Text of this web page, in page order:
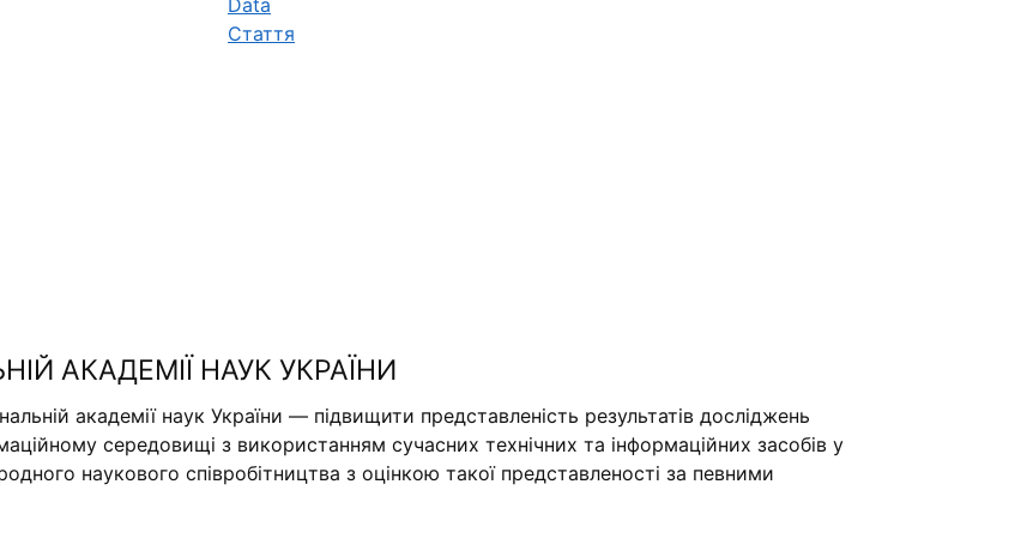
Стаття
АКАДЕМІЇ НАУК УКРАЇНИ
академії наук України — підвищити представленість результатів досліджень
середовищі з використанням сучасних технічних та інформаційних засобів у
наукового співробітництва з оцінкою такої представленості за певними